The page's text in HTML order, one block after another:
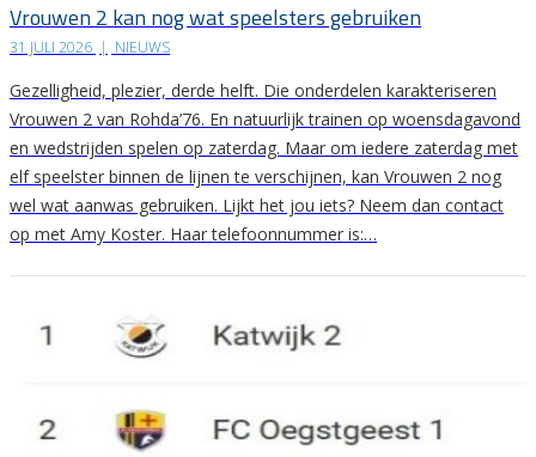
Vrouwen 2 kan nog wat speelsters gebruiken
31 JULI 2026 | NIEUWS
Gezelligheid, plezier, derde helft. Die onderdelen karakteriseren
Vrouwen 2 van Rohda’76. En natuurlijk trainen op woensdagavond
en wedstrijden spelen op zaterdag. Maar om iedere zaterdag met
elf speelster binnen de lijnen te verschijnen, kan Vrouwen 2 nog
wel wat aanwas gebruiken. Lijkt het jou iets? Neem dan contact
op met Amy Koster. Haar telefoonnummer is:…